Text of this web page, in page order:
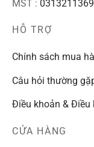
MST : 0313211369
HỖ TRỢ
Chính sách mua
Câu hỏi thường
Điều khoản & Điều
CỬA HÀNG